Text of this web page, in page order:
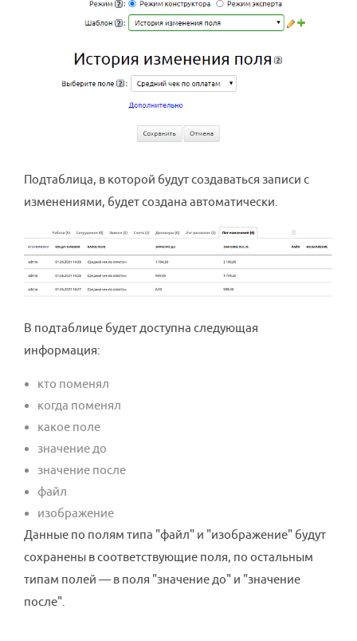
Подтаблица, в которой будут создаваться записи с
изменениями, будет создана автоматически.
В подтаблице будет доступна следующая
информация:
кто поменял
когда поменял
какое поле
значение до
значение после
файл
изображение
Данные по полям типа "файл" и "изображение" будут
сохранены в соответствующие поля, по остальным
типам полей — в поля "значение до" и "значение
после".